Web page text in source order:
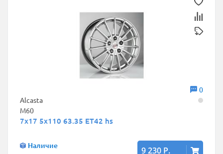
0
Alcasta
M60
7x17 5x110 63.35 ET42 hs
Наличие 9 230 Р.